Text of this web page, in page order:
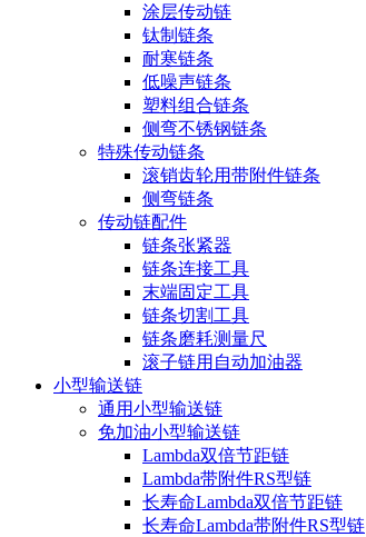
涂层传动链
钛制链条
耐寒链条
低噪声链条
塑料组合链条
侧弯不锈钢链条
特殊传动链条
滚销齿轮用带附件链条
侧弯链条
传动链配件
链条张紧器
链条连接工具
末端固定工具
链条切割工具
链条磨耗测量尺
滚子链用自动加油器
小型输送链
通用小型输送链
免加油小型输送链
Lambda双倍节距链
Lambda带附件RS型链
长寿命Lambda双倍节距链
长寿命Lambda带附件RS型链